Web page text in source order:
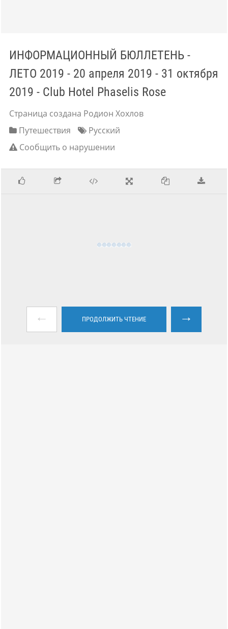
ИНФОРМАЦИОННЫЙ БЮЛЛЕТЕНЬ -
ЛЕТО 2019 - 20 апреля 2019 - 31 октября
2019 - Club Hotel Phaselis Rose
Страница создана Родион Хохлов
Путешествия
Русский
Сообщить о нарушении
← ПРОДОЛЖИТЬ ЧТЕНИЕ →